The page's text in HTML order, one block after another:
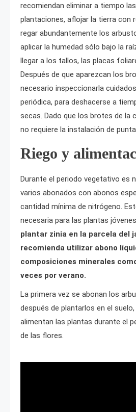
recomiendan eliminar a tiempo
plantaciones, aflojar la tierra con
regar abundantemente los
aplicar la humedad sólo bajo la
llegar a los tallos, las placas
Después de que aparezcan los
necesario inspeccionarla
periódica, para deshacerse a
secas. Dado que los brotes de la
no requiere la instalación de
Riego y
Durante el periodo vegetativo es
varios abonados con abonos
cantidad mínima de nitrógeno.
necesaria para las plantas
plantar zinia en la parcela del
recomienda utilizar abono
composiciones minerales
veces por verano.
La primera vez se abonan los
después de plantarlos en el
alimentan las plantas durante el
de las flores.